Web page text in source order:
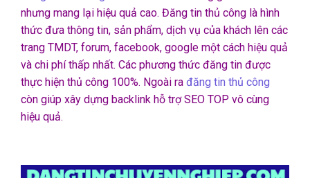
nhưng mang lại hiệu quả cao. Đăng tin thủ công là hình
thức đưa thông tin, sản phẩm, dịch vụ của khách lên các
trang TMDT, forum, facebook, google một cách hiệu quả
và chi phí thấp nhất. Các phương thức đăng tin được
thực hiện thủ công 100%. Ngoài ra đăng tin thủ công
còn giúp xây dựng backlink hỗ trợ SEO TOP vô cùng
hiệu quả.